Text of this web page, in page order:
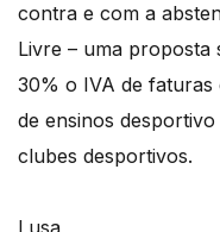
contra e com a
Livre – uma proposta
30% o IVA de faturas
de ensinos
clubes desportivos.